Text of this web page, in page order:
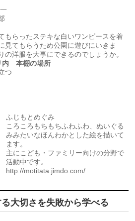
もらったステキな白いワンピースを着
見てもらうため公園に遊びにいきま
の洋服を大事にできるのでしょうか。
内 本棚の場所
つ
ふじもとめぐみ
ころころもちもちふわふわ、ぬいぐる
みみたいなほんわかとした絵を描いて
ます。
主にこども・ファミリー向けの分野で
活動中です。
http://motitata.jimdo.com/
大切さを失敗から学べる